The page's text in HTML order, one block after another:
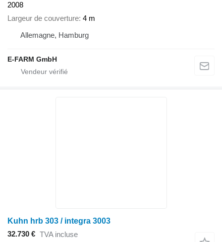
2008
Largeur de couverture 4 m
Allemagne, Hamburg
E-FARM GmbH
Kuhn hrb 303 / integra 3003
32.730 € TVA incluse